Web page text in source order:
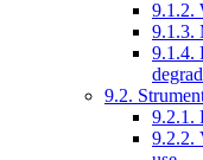
9.1.2.
9.1.3.
9.1.4.
9.2.
9.2.1.
9.2.2.